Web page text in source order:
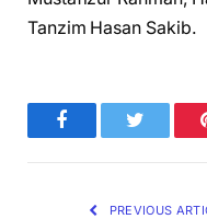
Tanzim Hasan Sakib.
FacebookTwitter
PREVIOUS